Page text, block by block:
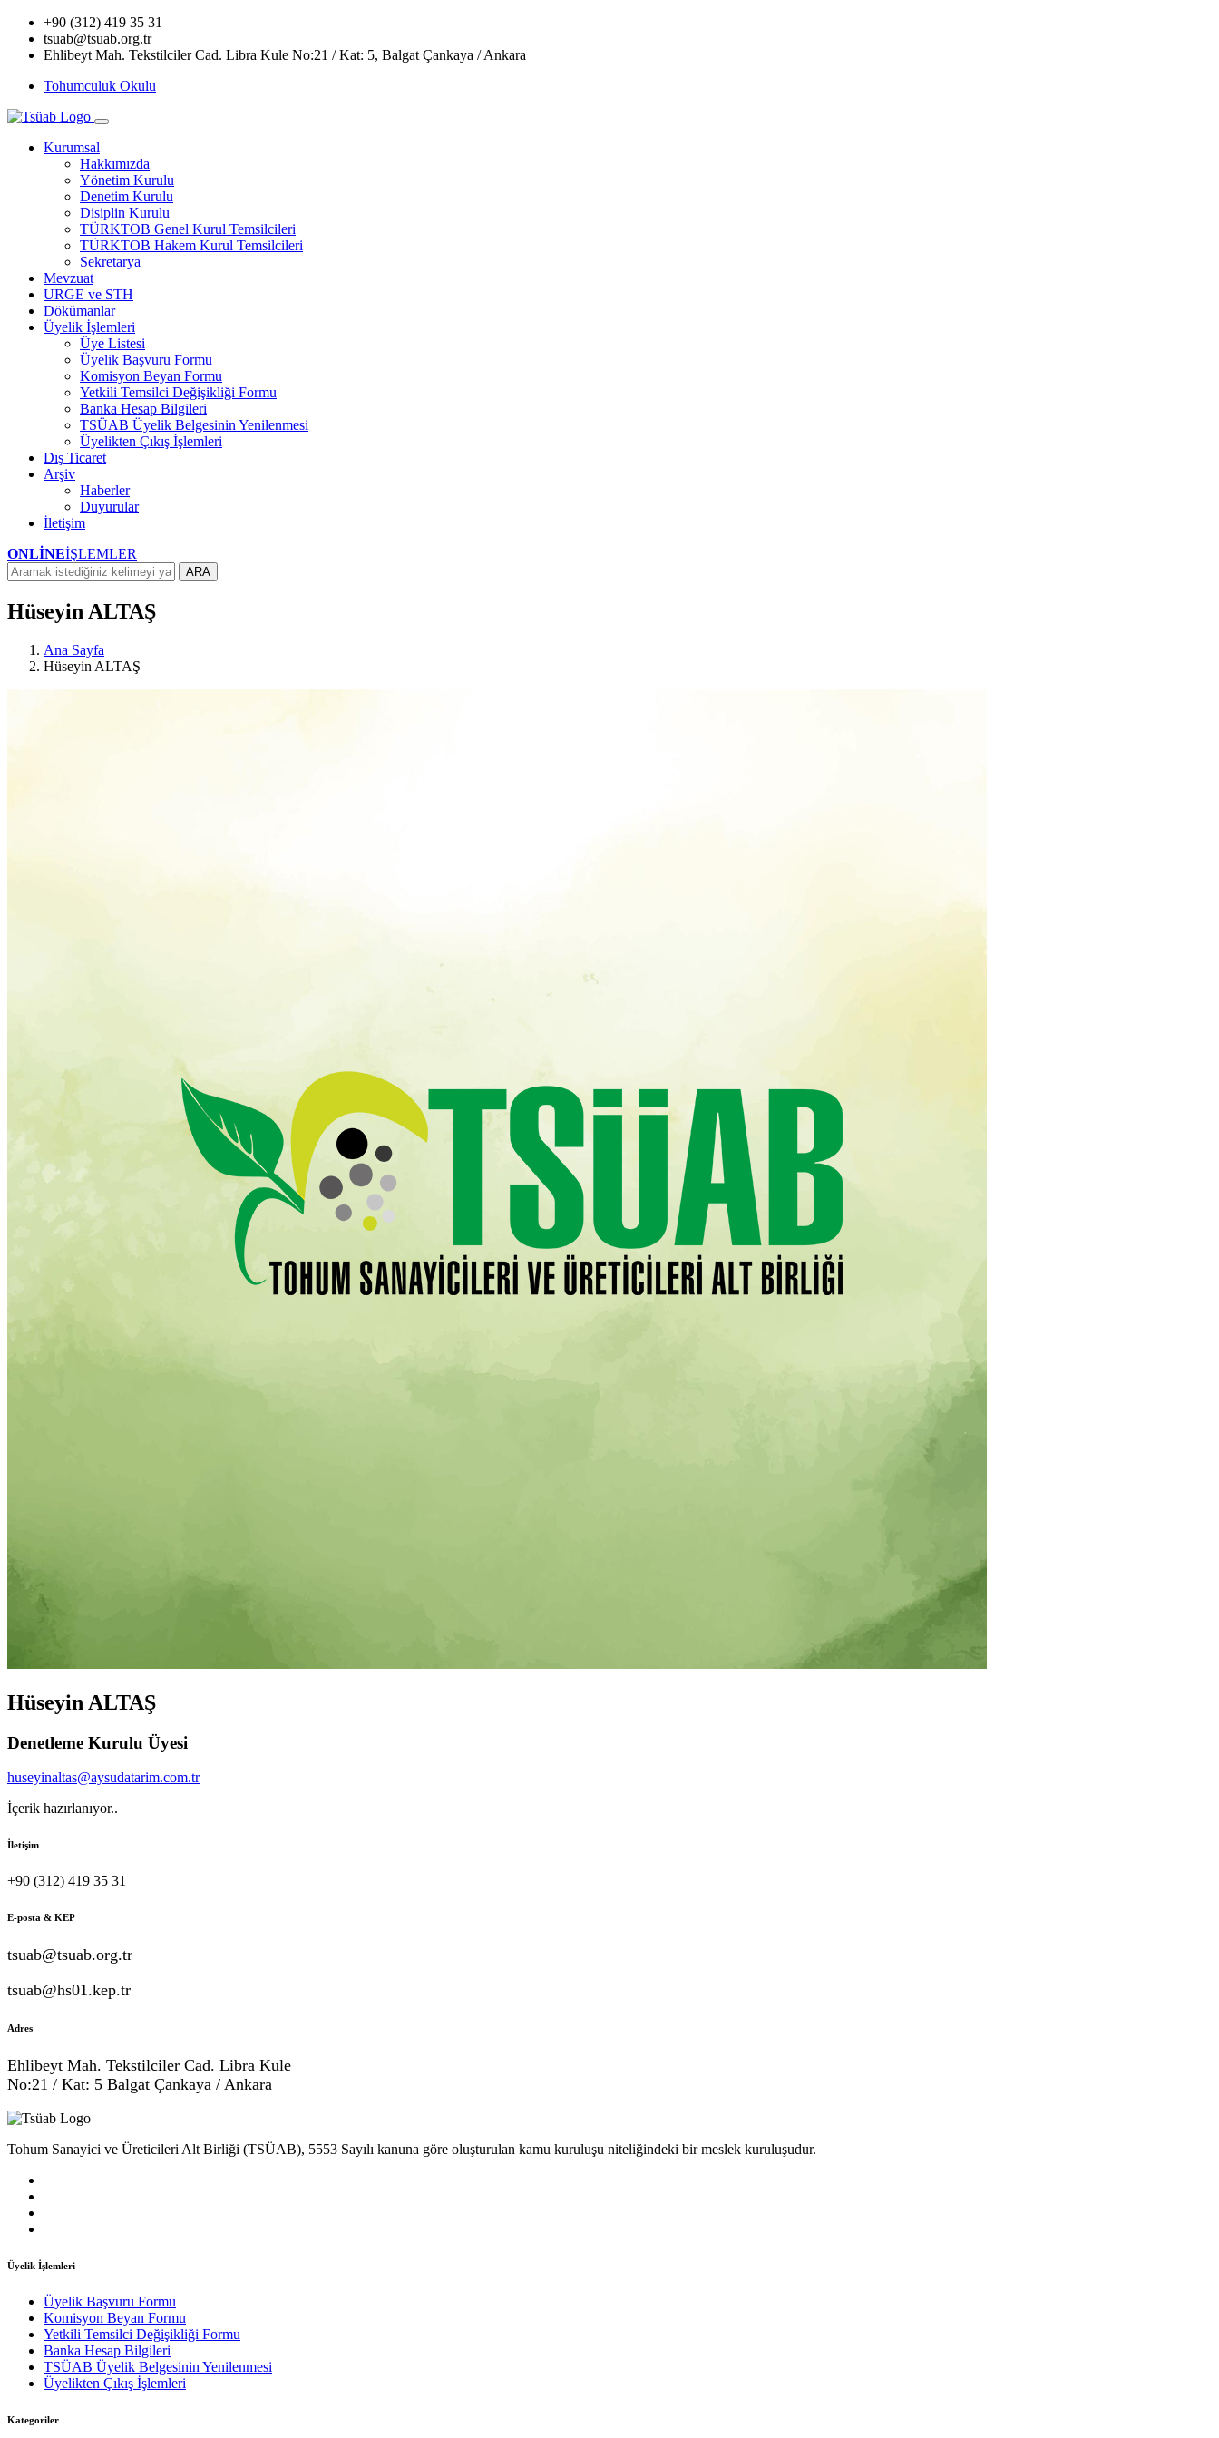
+90 (312) 419 35 31
tsuab@tsuab.org.tr
Ehlibeyt Mah. Tekstilciler Cad. Libra Kule No:21 / Kat: 5, Balgat Çankaya / Ankara
Tohumculuk Okulu
Kurumsal
Hakkımızda
Yönetim Kurulu
Denetim Kurulu
Disiplin Kurulu
TÜRKTOB Genel Kurul Temsilcileri
TÜRKTOB Hakem Kurul Temsilcileri
Sekretarya
Mevzuat
URGE ve STH
Dökümanlar
Üyelik İşlemleri
Üye Listesi
Üyelik Başvuru Formu
Komisyon Beyan Formu
Yetkili Temsilci Değişikliği Formu
Banka Hesap Bilgileri
TSÜAB Üyelik Belgesinin Yenilenmesi
Üyelikten Çıkış İşlemleri
Dış Ticaret
Arşiv
Haberler
Duyurular
İletişim
ONLİNEİŞLEMLER
ARA
Hüseyin ALTAŞ
Ana Sayfa
Hüseyin ALTAŞ
Hüseyin ALTAŞ
Denetleme Kurulu Üyesi
huseyinaltas@aysudatarim.com.tr
İçerik hazırlanıyor..
İletişim
+90 (312) 419 35 31
E-posta & KEP
tsuab@tsuab.org.tr
tsuab@hs01.kep.tr
Adres
Ehlibeyt Mah. Tekstilciler Cad. Libra Kule
No:21 / Kat: 5 Balgat Çankaya / Ankara
Tohum Sanayici ve Üreticileri Alt Birliği (TSÜAB), 5553 Sayılı kanuna göre oluşturulan kamu kuruluşu niteliğindeki bir meslek kuruluşudur.
Üyelik İşlemleri
Üyelik Başvuru Formu
Komisyon Beyan Formu
Yetkili Temsilci Değişikliği Formu
Banka Hesap Bilgileri
TSÜAB Üyelik Belgesinin Yenilenmesi
Üyelikten Çıkış İşlemleri
Kategoriler